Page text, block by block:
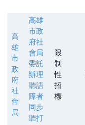
高
雄
市
政
府
社
會
局
高雄
市政
府社
會局
委託
辦理
聽語
障者
同步
聽打
限
制
性
招
標